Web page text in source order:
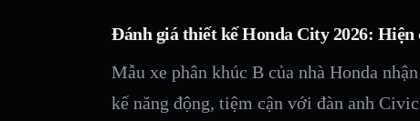
Đánh giá thiết kế Honda City 2026: Hiện
Mẫu xe phân khúc B của nhà Honda
kế năng động, tiệm cận với đàn anh